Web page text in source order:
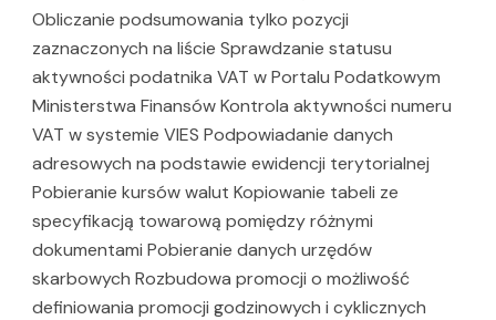
Obliczanie podsumowania tylko pozycji
zaznaczonych na liście Sprawdzanie statusu
aktywności podatnika VAT w Portalu Podatkowym
Ministerstwa Finansów Kontrola aktywności numeru
VAT w systemie VIES Podpowiadanie danych
adresowych na podstawie ewidencji terytorialnej
Pobieranie kursów walut Kopiowanie tabeli ze
specyfikacją towarową pomiędzy różnymi
dokumentami Pobieranie danych urzędów
skarbowych Rozbudowa promocji o możliwość
definiowania promocji godzinowych i cyklicznych